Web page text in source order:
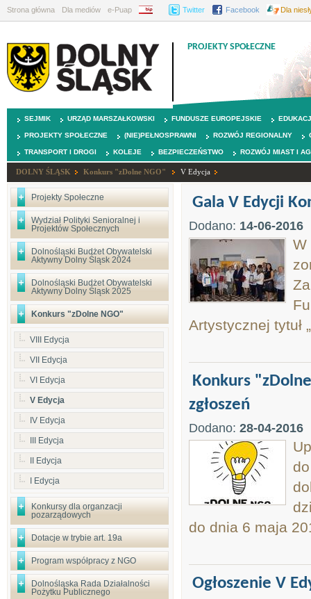
Strona główna Dla mediów e-Puap BIP Twitter Facebook Dla
PROJEKTY SPOŁECZNE
SEJMIK URZĄD MARSZAŁKOWSKI FUNDUSZE EUROPEJSKIE
PROJEKTY SPOŁECZNE (NIE)PEŁNOSPRAWNI ROZWÓJ REGIONALNY
TRANSPORT I DROGI KOLEJE BEZPIECZEŃSTWO ROZWÓJ MIAST I
DOLNY ŚLĄSK Konkurs "zDolne NGO" V Edycja
Projekty Społeczne
Wydział Polityki Senioralnej i
Projektów Społecznych
Dolnośląski Budżet Obywatelski
Aktywny Dolny Śląsk 2024
Dolnośląski Budżet Obywatelski
Aktywny Dolny Śląsk 2025
Konkurs "zDolne NGO"
VIII Edycja
VII Edycja
VI Edycja
V Edycja
IV Edycja
III Edycja
II Edycja
I Edycja
Konkursy dla organzacji
pozarządowych
Dotacje w trybie art. 19a
Program współpracy z NGO
Dolnośląska Rada Działalności
Pożytku Publicznego
Gala V Edycji
Dodano: 14-06-2016
W
Artystycznej tytuł
Konkurs
zgłoszeń
Dodano: 28-04-2016
do dnia 6 maja
Ogłoszenie V